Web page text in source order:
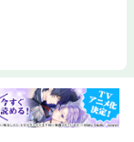
共施設が目指した
ラム■製造拠点も
アル事例が示す
を育てるオフィス
イトーキが取り組む